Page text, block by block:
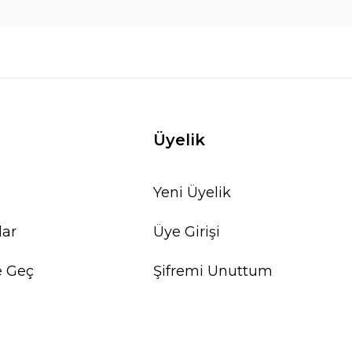
Geç
Üyelik
Yeni Üyelik
Üye Girişi
Şifremi Unuttum